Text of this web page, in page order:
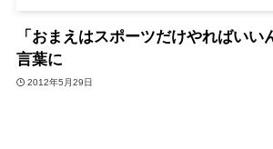
「おまえはスポーツだけやればいい
言葉に
2012年5月29日